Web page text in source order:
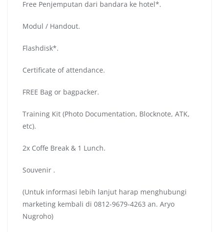
Free Penjemputan dari bandara ke hotel*.
Modul / Handout.
Flashdisk*.
Certificate of attendance.
FREE Bag or bagpacker.
Training Kit (Photo Documentation, Blocknote, ATK,
etc).
2x Coffe Break & 1 Lunch.
Souvenir .
(Untuk informasi lebih lanjut harap menghubungi
marketing kembali di 0812-9679-4263 an. Aryo
Nugroho)